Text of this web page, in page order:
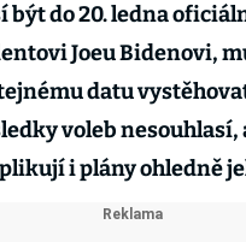
být do 20. ledna
Joeu Bidenovi,
datu
voleb nesouhlasí,
i plány ohledně